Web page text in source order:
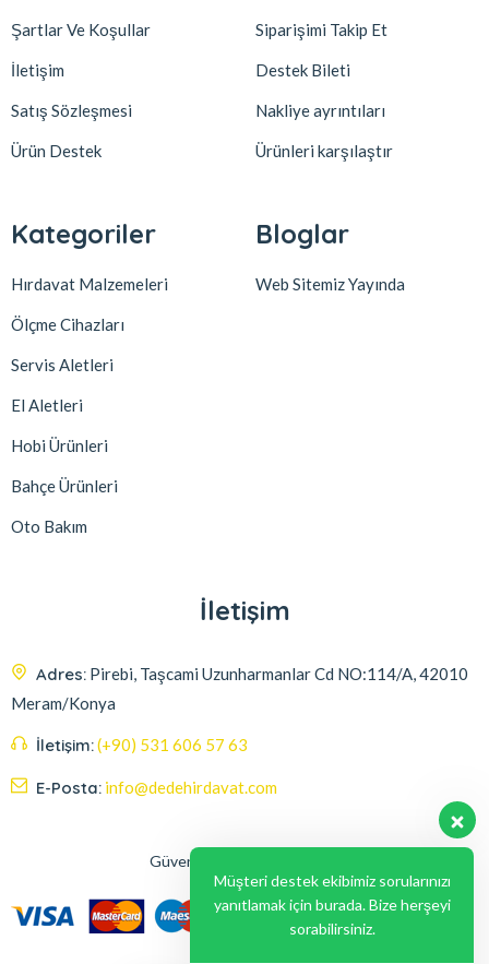
Şartlar Ve Koşullar
İletişim
Satış Sözleşmesi
Ürün Destek
Siparişimi Takip Et
Destek Bileti
Nakliye ayrıntıları
Ürünleri karşılaştır
Kategoriler
Hırdavat Malzemeleri
Ölçme Cihazları
Servis Aletleri
El Aletleri
Hobi Ürünleri
Bahçe Ürünleri
Oto Bakım
Bloglar
Web Sitemiz Yayında
İletişim
Adres: Pirebi, Taşcami Uzunharmanlar Cd NO:114/A, 42010
Meram/Konya
İletişim:(+90) 531 606 57 63
E-Posta: info@dedehirdavat.com
Güvenli Ödeme Seçenekleri
Müşteri destek ekibimiz sorularınızı
yanıtlamak için burada. Bize herşeyi
sorabilirsiniz.